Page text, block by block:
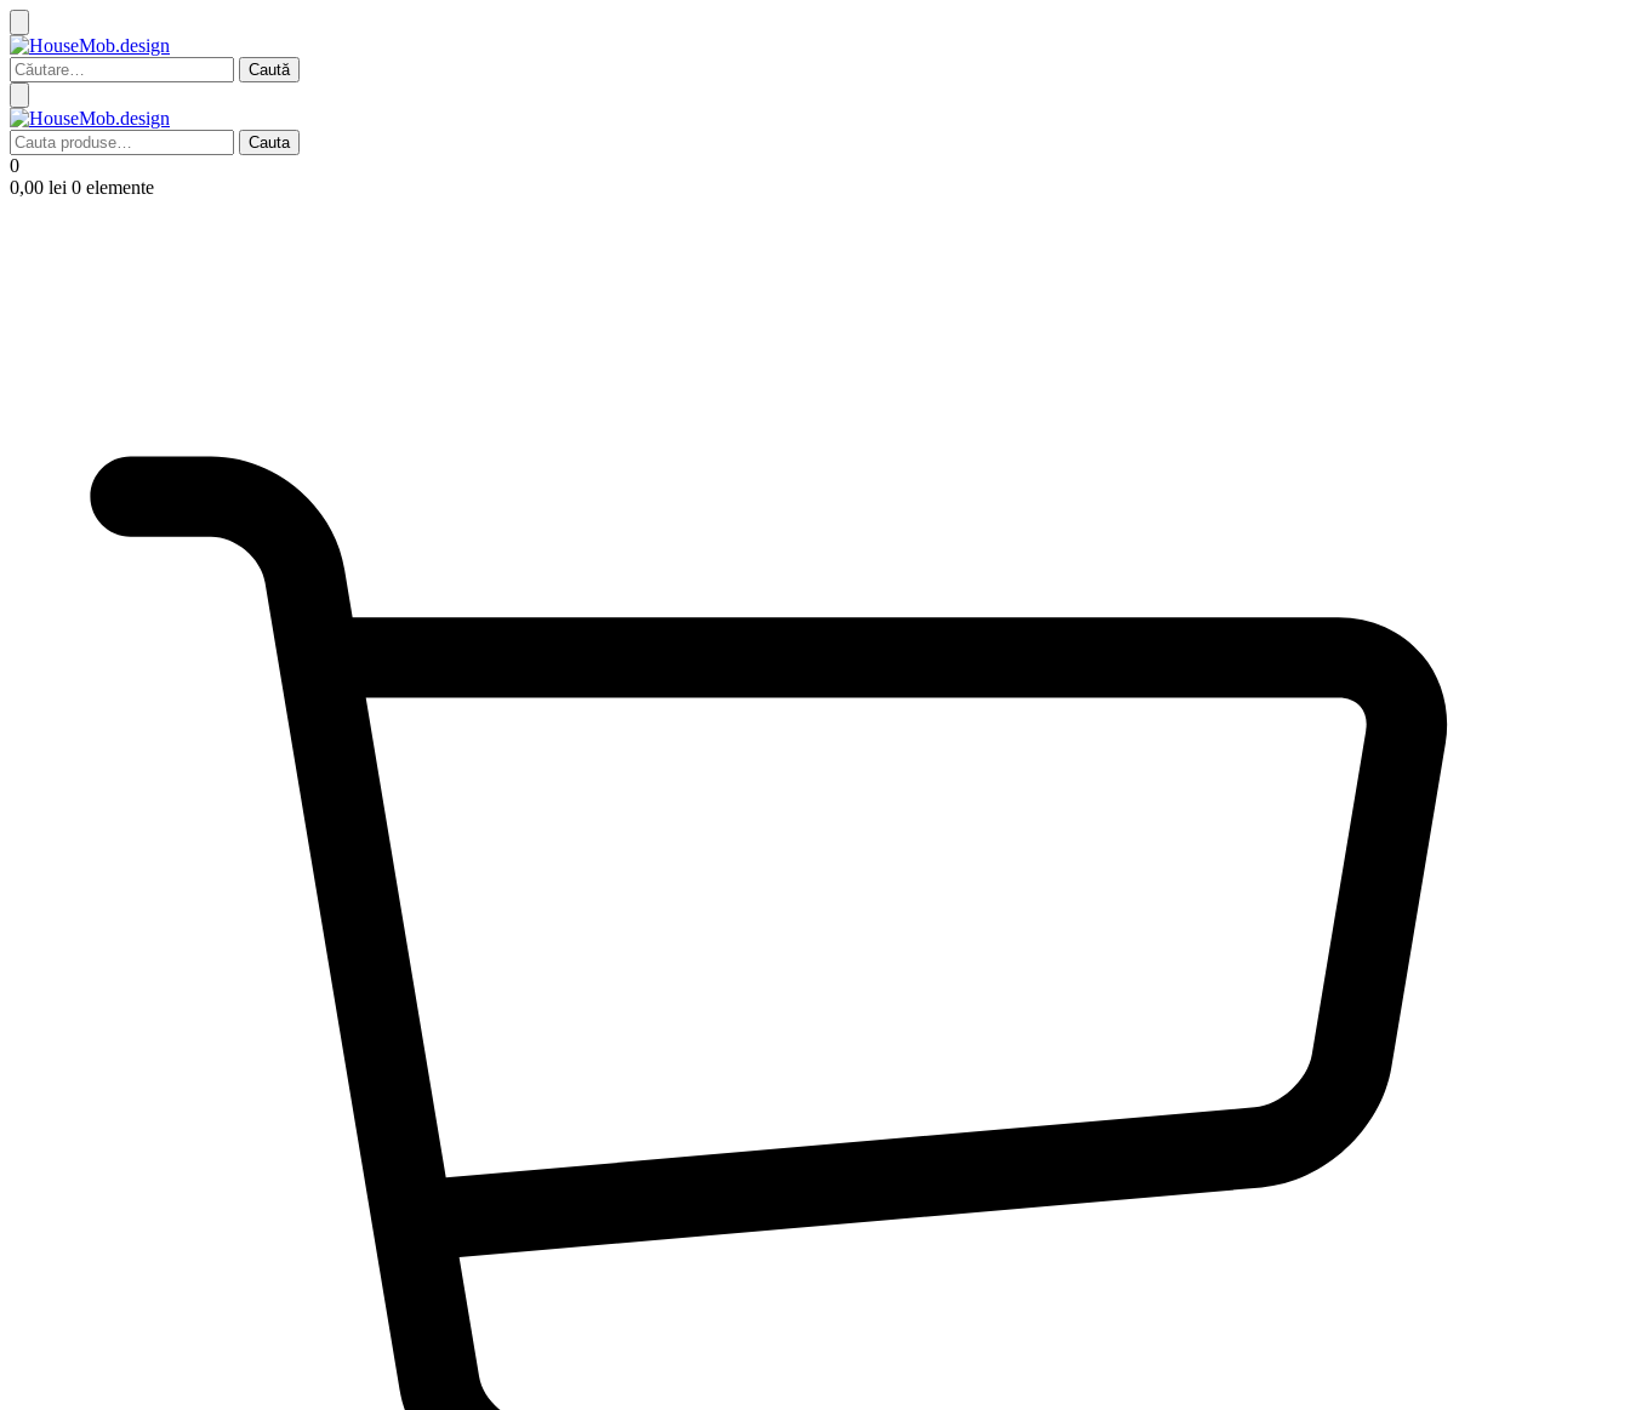
Caută
după:
Cauta
după:
Cauta
0
0,00 lei 0 elemente